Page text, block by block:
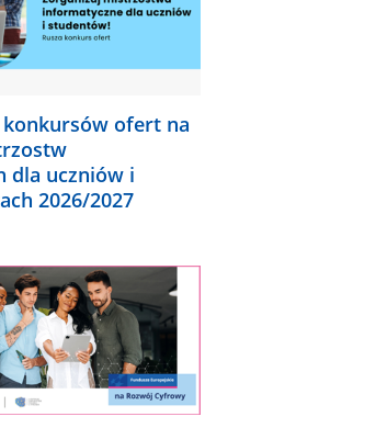
konkursów ofert na
dla uczniów i
2026/2027